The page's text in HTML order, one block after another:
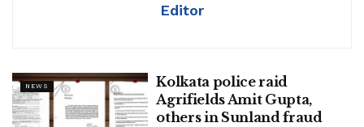
Editor
NEWS
Kolkata police raid
Agrifields Amit Gupta,
others in Sunland fraud